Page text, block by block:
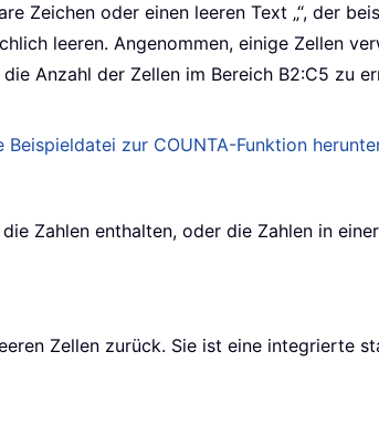
Zeichen oder einen leeren Text „“, der
leeren. Angenommen, einige Zellen
Anzahl der Zellen im Bereich B2:C5 zu
Beispieldatei zur COUNTA-Funktion
Zahlen enthalten, oder die Zahlen in
Zellen zurück. Sie ist eine integrierte